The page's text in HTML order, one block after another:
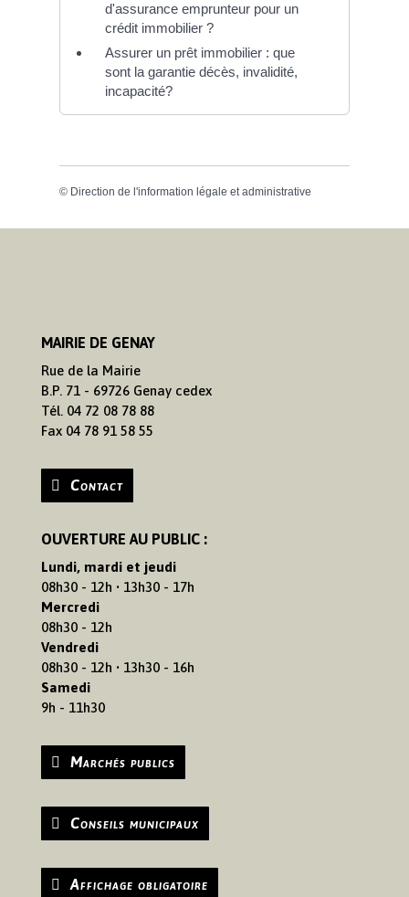
d'assurance emprunteur pour un
crédit immobilier ?
Assurer un prêt immobilier : que
sont la garantie décès, invalidité,
incapacité?
© Direction de l'information légale et administrative
MAIRIE DE GENAY
Rue de la Mairie
B.P. 71 - 69726 Genay cedex
Tél. 04 72 08 78 88
Fax 04 78 91 58 55
Contact
OUVERTURE AU PUBLIC :
Lundi, mardi et jeudi
08h30 - 12h • 13h30 - 17h
Mercredi
08h30 - 12h
Vendredi
08h30 - 12h • 13h30 - 16h
Samedi
9h - 11h30
Marchés publics
Conseils municipaux
Affichage obligatoire